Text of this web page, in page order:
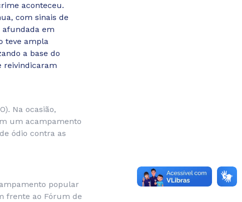
aconteceu.
com sinais de
afundada em
teve ampla
a base do
reivindicaram
Na ocasião,
um acampamento
ódio contra as
popular
frente ao Fórum de